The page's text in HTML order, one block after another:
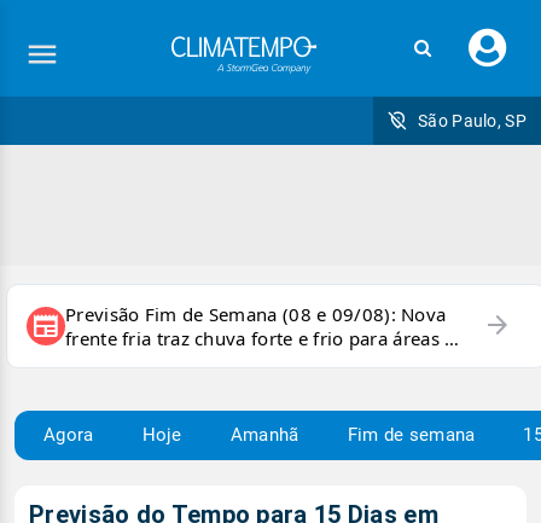
seu
São Paulo, SP
newspaper Previsão Fim de Semana (08 e 09/08): Nova
frente fria traz chuva forte e frio para áreas do
país
arrow_forward
Agora Hoje Amanhã Fim de semana
Previsão do Tempo para 15 Dias em